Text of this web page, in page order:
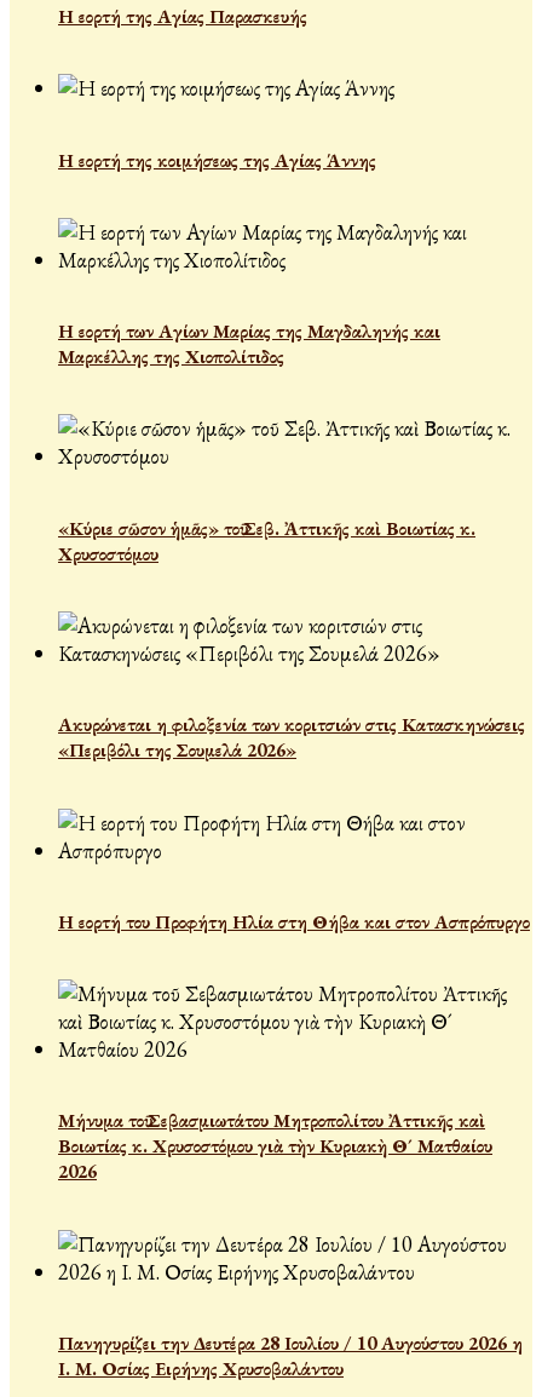
Η εορτή της Αγίας Παρασκευής
Η εορτή της κοιμήσεως της Αγίας Άννης
Η εορτή των Αγίων Μαρίας της Μαγδαληνής και
Μαρκέλλης της Χιοπολίτιδος
«Κύριε σῶσον ἡμᾶς» τοῦ Σεβ. Ἀττικῆς καὶ Βοιωτίας κ.
Χρυσοστόμου
Ακυρώνεται η φιλοξενία των κοριτσιών στις Κατασκηνώσεις
«Περιβόλι της Σουμελά 2026»
Η εορτή του Προφήτη Ηλία στη Θήβα και στον Ασπρόπυργο
Μήνυμα τοῦ Σεβασμιωτάτου Μητροπολίτου Ἀττικῆς καὶ
Βοιωτίας κ. Χρυσοστόμου γιὰ τὴν Κυριακὴ Θ´ Ματθαίου
2026
Πανηγυρίζει την Δευτέρα 28 Ιουλίου / 10 Αυγούστου 2026 η
Ι. Μ. Οσίας Ειρήνης Χρυσοβαλάντου